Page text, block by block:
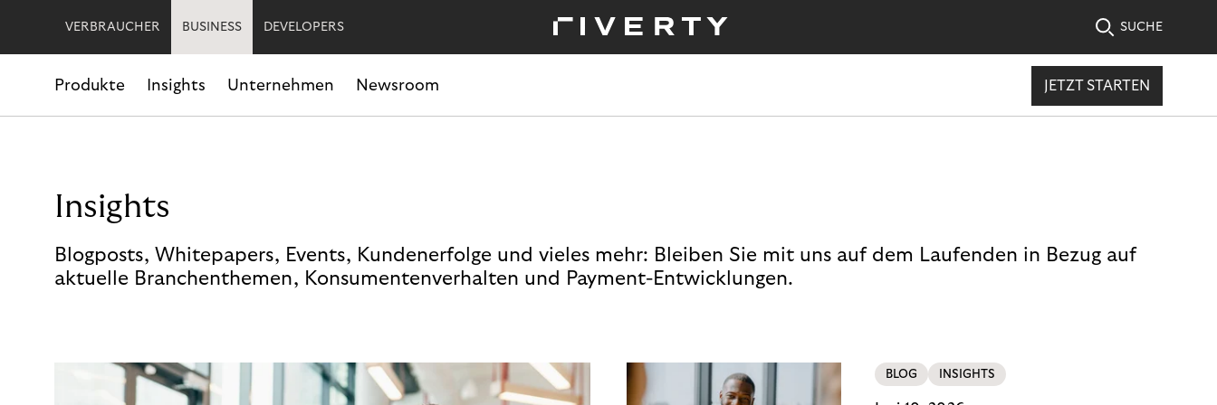
VERBRAUCHER BUSINESS DEVELOPERS SUCHE
Produkte Insights Unternehmen Newsroom JETZT STARTEN
Insights
Blogposts, Whitepapers, Events, Kundenerfolge und vieles mehr: Bleiben Sie mit uns auf dem Laufenden in Bezug auf
aktuelle Branchenthemen, Konsumentenverhalten und Payment-Entwicklungen.
BLOG INSIGHTS